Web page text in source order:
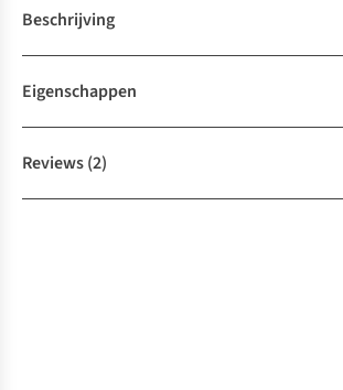
Beschrijving
Eigenschappen
Reviews(2)